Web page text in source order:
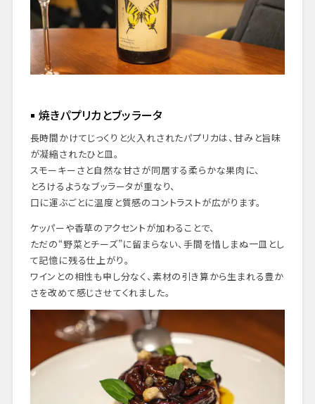
焼きパプリカとブッラータ
長時間かけてじっくりと火入れされたパプリカは、甘みと旨味
が凝縮されたひと皿。
スモーキーさと自然な甘さが同居する柔らかな果肉に、
とろけるようなブッラータが重なり、
口に運ぶごとに温度と質感のコントラストが広がります。
ケッパーや香草のアクセントが加わることで、
ただの“野菜とチーズ”に留まらない、手間を惜しまぬ一皿とし
て記憶に残る仕上がり。
ワインとの相性も申し分なく、素材の引き算から生まれる豊か
さを改めて感じさせてくれました。